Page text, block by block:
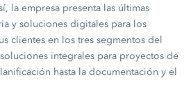
la empresa presenta las últimas
y soluciones digitales para los
clientes en los tres segmentos del
integrales para proyectos de
hasta la documentación y el